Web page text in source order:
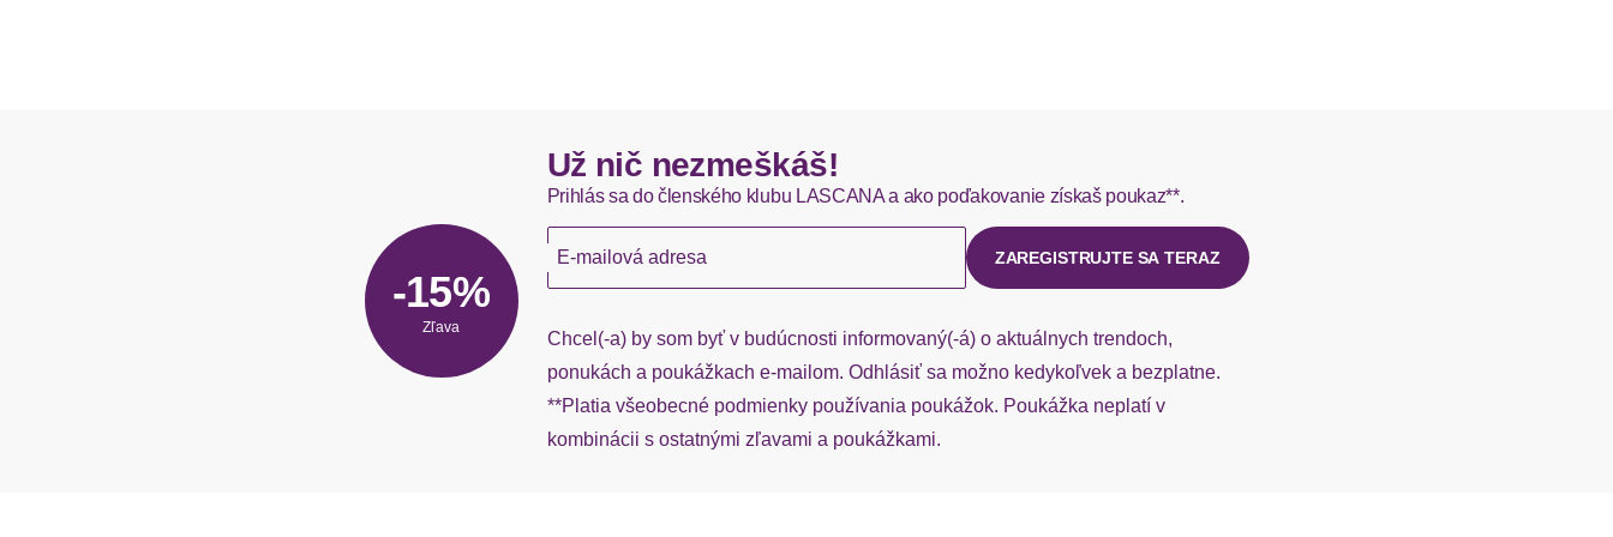
Okamžite dostupné položky sú zvyčajne doručené kuriérom Hermes do 1-3 pracovných dní.
Ak chýba návratový štítok, môžete si kedykoľvek požiadať o nový u našej zákazníckej služby.
-15%
Zľava
Už nič nezmeškáš!
Prihlás sa do členského klubu LASCANA a ako poďakovanie získaš poukaz**.
E-mailová adresa ZAREGISTRUJTE SA TERAZ
Chcel(-a) by som byť v budúcnosti informovaný(-á) o aktuálnych trendoch,
ponukách a poukážkach e-mailom. Odhlásiť sa možno kedykoľvek a bezplatne.
**Platia všeobecné podmienky používania poukážok. Poukážka neplatí v
kombinácii s ostatnými zľavami a poukážkami.